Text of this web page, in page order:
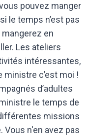
pouvez manger
le temps n’est pas
en
Les ateliers
intéressantes,
ministre c’est moi !
d’adultes
le temps de
missions
Vous n'en avez pas